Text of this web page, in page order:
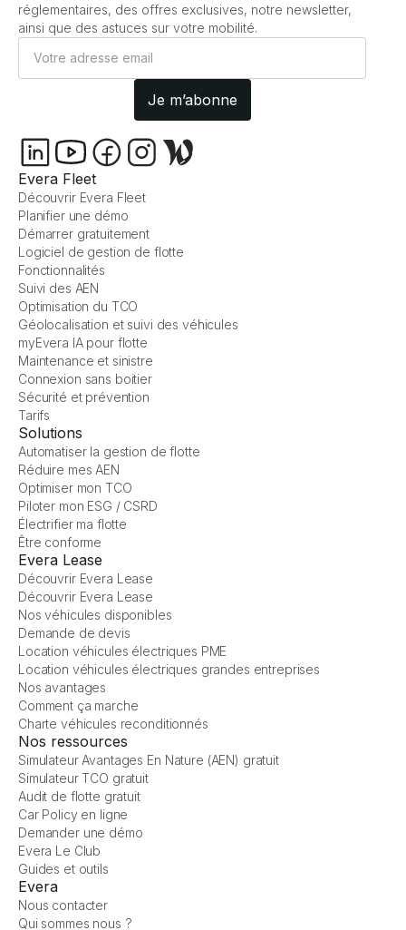
réglementaires, des offres exclusives, notre newsletter,
ainsi que des astuces sur votre mobilité.
Evera Fleet
Découvrir Evera Fleet
Planifier une démo
Démarrer gratuitement
Logiciel de gestion de flotte
Fonctionnalités
Suivi des AEN
Optimisation du TCO
Géolocalisation et suivi des véhicules
myEvera IA pour flotte
Maintenance et sinistre
Connexion sans boitier
Sécurité et prévention
Tarifs
Solutions
Automatiser la gestion de flotte
Réduire mes AEN
Optimiser mon TCO
Piloter mon ESG / CSRD
Électrifier ma flotte
Être conforme
Evera Lease
Découvrir Evera Lease
Découvrir Evera Lease
Nos véhicules disponibles
Demande de devis
Location véhicules électriques PME
Location véhicules électriques grandes entreprises
Nos avantages
Comment ça marche
Charte véhicules reconditionnés
Nos ressources
Simulateur Avantages En Nature (AEN) gratuit
Simulateur TCO gratuit
Audit de flotte gratuit
Car Policy en ligne
Demander une démo
Evera Le Club
Guides et outils
Evera
Nous contacter
Qui sommes nous ?